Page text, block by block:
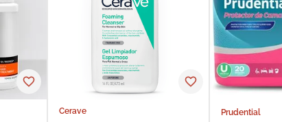
Cerave Prudential